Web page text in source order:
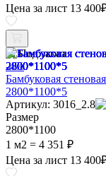
Цена за лист 13 400
Под заказ
-4%
Бамбуковая
2800*1100*5
Артикул: 3016_2.8
Размер
2800*1100
1 м2 = 4 351 ₽
Цена за лист 13 400